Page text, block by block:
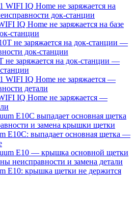
IQ Home не заряжается на базе
станции
не заряжается на док-станции —
IQ Home не заряжается —
E10C: выпадает основная щетка —
E10: крышка щетки не держится